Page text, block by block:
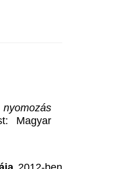
Magyar